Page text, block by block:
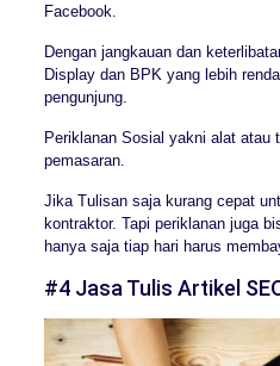
Facebook.
Dengan jangkauan dan
Display dan BPK yang lebih
pengunjung.
Periklanan Sosial yakni alat atau
pemasaran.
Jika Tulisan saja kurang cepat
kontraktor. Tapi periklanan juga
hanya saja tiap hari harus
#4 Jasa Tulis Artikel